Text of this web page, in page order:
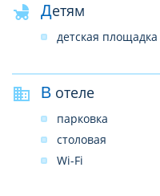
Детям
детская площадка
В отеле
парковка
столовая
Wi-Fi